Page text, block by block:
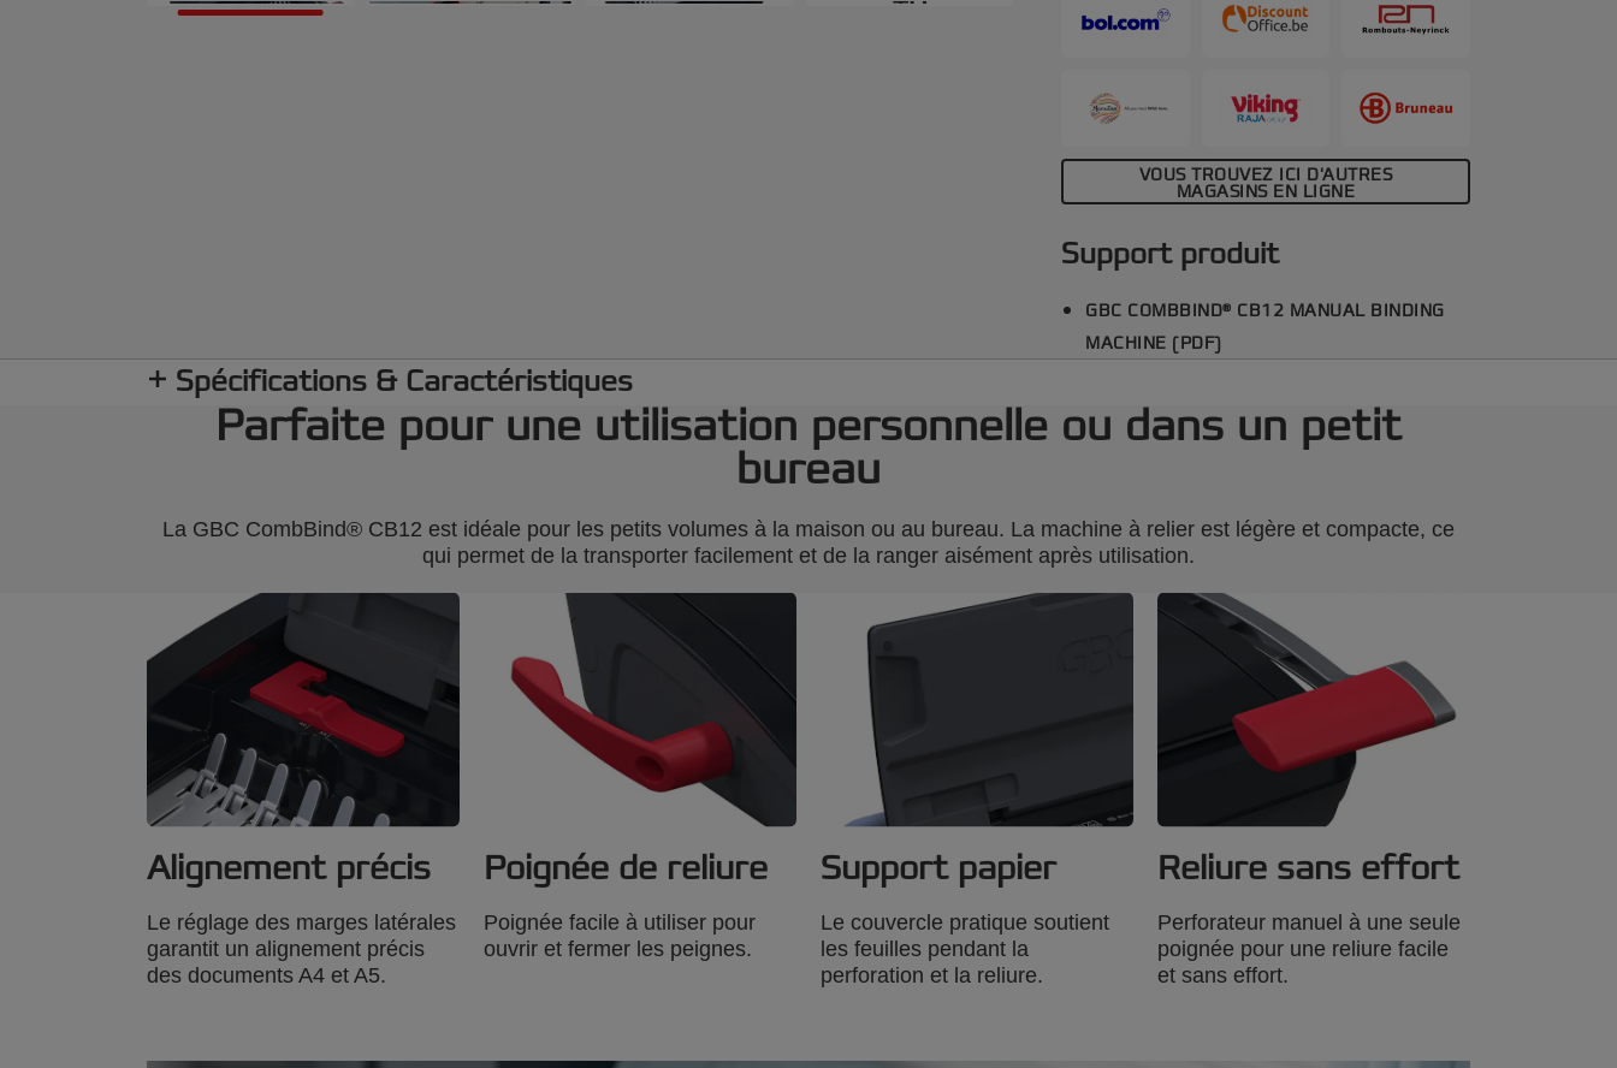
où, n'importe quand, et facilement rangée
lorsqu'elle n'est pas utilisée. Pour plus de
confetti pour une élimination facile et un
compartiment de rangement pratique.
VOUS TROUVEZ ICI D'AUTRES
MAGASINS EN LIGNE
Support produit
GBC COMBBIND® CB12 MANUAL BINDING
MACHINE (PDF)
Spécifications & Caractéristiques
Parfaite pour une utilisation personnelle ou dans un petit
bureau
La GBC CombBind® CB12 est idéale pour les petits volumes à la maison ou au bureau. La machine à relier est légère et compacte, ce
qui permet de la transporter facilement et de la ranger aisément après utilisation.
Alignement précis
Le réglage des marges latérales
garantit un alignement précis
des documents A4 et A5.
Poignée de reliure
Poignée facile à utiliser pour
ouvrir et fermer les peignes.
Support papier
Le couvercle pratique soutient
les feuilles pendant la
perforation et la reliure.
Reliure sans effort
Perforateur manuel à une seule
poignée pour une reliure facile
et sans effort.